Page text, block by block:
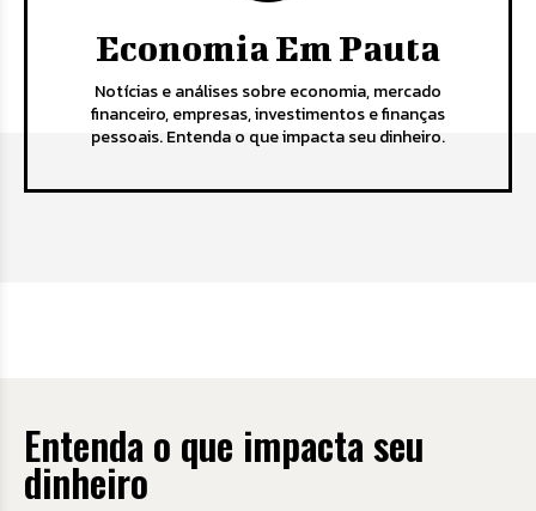
Economia Em Pauta
Notícias e análises sobre economia, mercado
financeiro, empresas, investimentos e finanças
pessoais. Entenda o que impacta seu dinheiro.
Entenda o que impacta seu
dinheiro